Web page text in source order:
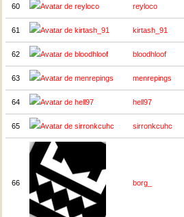
60 reyloco
61 kirtash_91
62 bloodhloof
63 menrepings
64 hell97
65 sirronkcuhc
66 borg_